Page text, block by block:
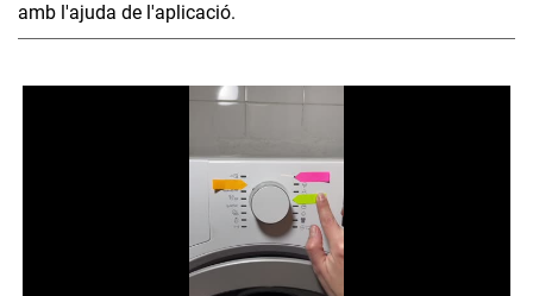
amb l'ajuda de l'aplicació.